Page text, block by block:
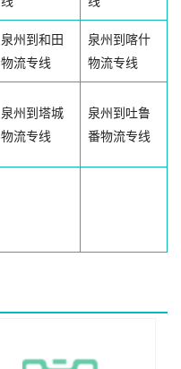
泉州到和田
物流专线
泉州到喀什
物流专线
泉州到塔城
物流专线
泉州到吐鲁
番物流专线